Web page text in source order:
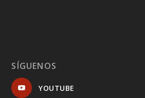
SÍGUENOS
YOUTUBE